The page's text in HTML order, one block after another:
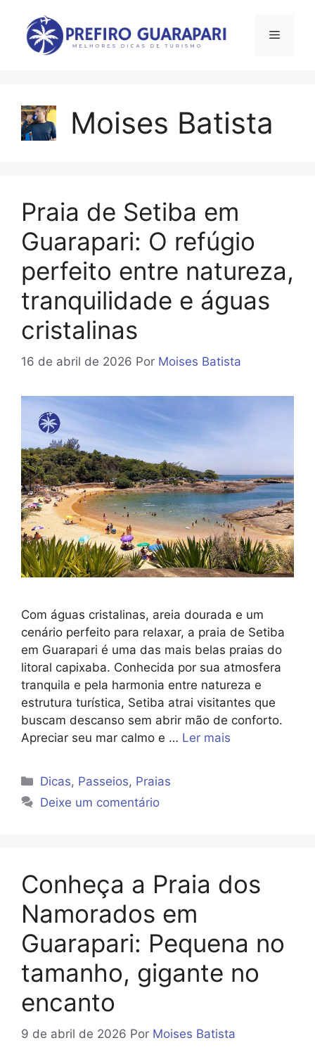
Menu
Moises Batista
Praia de Setiba em
Guarapari: O refúgio
perfeito entre natureza,
tranquilidade e águas
cristalinas
16 de abril de 2026 Por Moises Batista
Com águas cristalinas, areia dourada e um
cenário perfeito para relaxar, a praia de Setiba
em Guarapari é uma das mais belas praias do
litoral capixaba. Conhecida por sua atmosfera
tranquila e pela harmonia entre natureza e
estrutura turística, Setiba atrai visitantes que
buscam descanso sem abrir mão de conforto.
Apreciar seu mar calmo e … Ler mais
Categorias
Dicas, Passeios, Praias
Deixe um comentário
Conheça a Praia dos
Namorados em
Guarapari: Pequena no
tamanho, gigante no
encanto
9 de abril de 2026 Por Moises Batista